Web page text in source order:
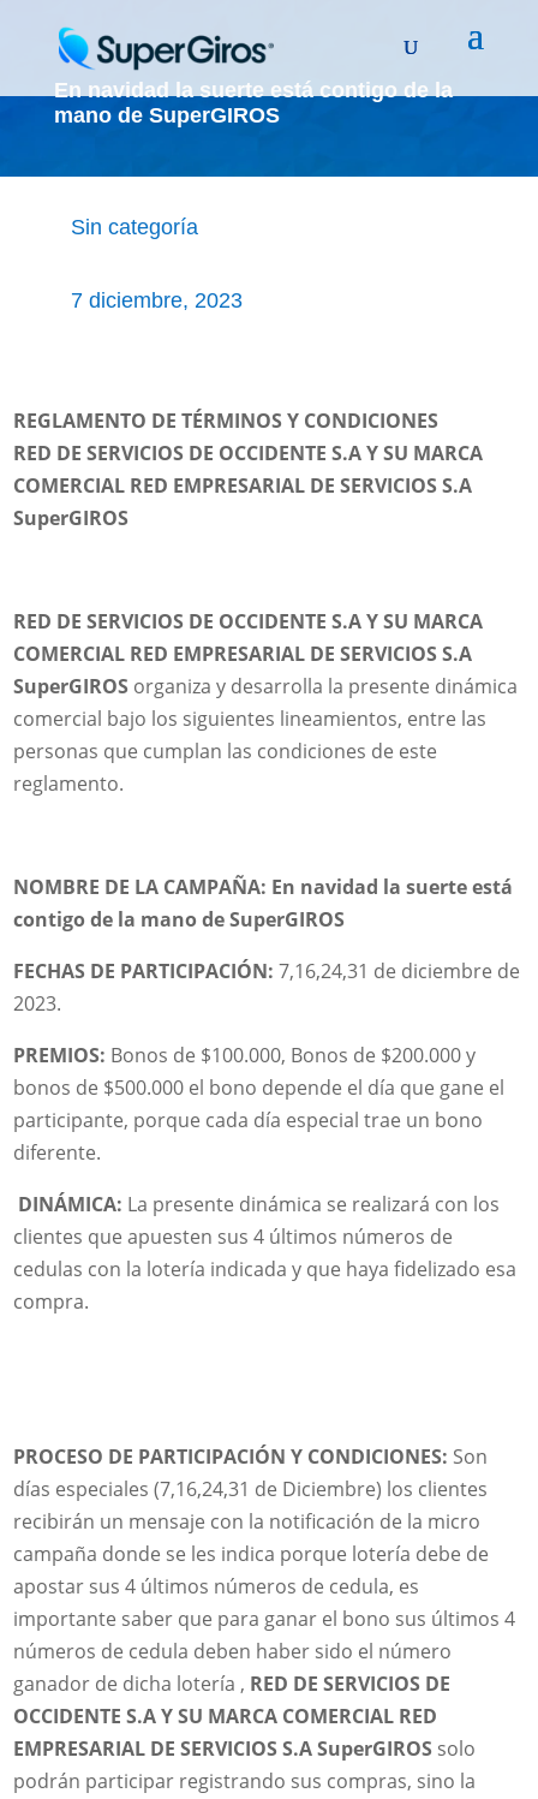
En navidad la suerte está contigo de la
mano de SuperGIROS
Sin categoría
7 diciembre, 2023
REGLAMENTO DE TÉRMINOS Y CONDICIONES
RED DE SERVICIOS DE OCCIDENTE S.A Y SU MARCA
COMERCIAL RED EMPRESARIAL DE SERVICIOS S.A
SuperGIROS
RED DE SERVICIOS DE OCCIDENTE S.A Y SU MARCA
COMERCIAL RED EMPRESARIAL DE SERVICIOS S.A
SuperGIROS organiza y desarrolla la presente dinámica
comercial bajo los siguientes lineamientos, entre las
personas que cumplan las condiciones de este
reglamento.
NOMBRE DE LA CAMPAÑA: En navidad la suerte está
contigo de la mano de SuperGIROS
FECHAS DE PARTICIPACIÓN: 7,16,24,31 de diciembre de
2023.
PREMIOS: Bonos de $100.000, Bonos de $200.000 y
bonos de $500.000 el bono depende el día que gane el
participante, porque cada día especial trae un bono
diferente.
DINÁMICA: La presente dinámica se realizará con los
clientes que apuesten sus 4 últimos números de
cedulas con la lotería indicada y que haya fidelizado esa
compra.
PROCESO DE PARTICIPACIÓN Y CONDICIONES: Son
días especiales (7,16,24,31 de Diciembre) los clientes
recibirán un mensaje con la notificación de la micro
campaña donde se les indica porque lotería debe de
apostar sus 4 últimos números de cedula, es
importante saber que para ganar el bono sus últimos 4
números de cedula deben haber sido el número
ganador de dicha lotería , RED DE SERVICIOS DE
OCCIDENTE S.A Y SU MARCA COMERCIAL RED
EMPRESARIAL DE SERVICIOS S.A SuperGIROS solo
podrán participar registrando sus compras, sino la